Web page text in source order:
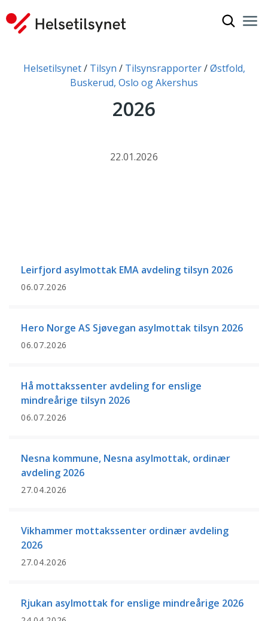
Du er her:
Helsetilsynet Tilsyn Tilsynsrapporter
Østfold,
Buskerud, Oslo og Akershus
2026
22.01.2026
Leirfjord asylmottak EMA avdeling tilsyn 2026
06.07.2026
Hero Norge AS Sjøvegan asylmottak tilsyn 2026
06.07.2026
Hå mottakssenter avdeling for enslige
mindreårige tilsyn 2026
06.07.2026
Nesna kommune, Nesna asylmottak, ordinær
avdeling 2026
27.04.2026
Vikhammer mottakssenter ordinær avdeling
2026
27.04.2026
Rjukan asylmottak for enslige mindreårige 2026